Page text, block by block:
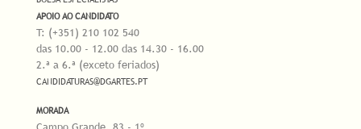
APOIO AO CANDIDATO
T: (+351) 210 102 540
das 10.00 - 12.00 das 14.30 - 16.00
2.ª a 6.ª (exceto feriados)
CANDIDATURAS@DGARTES.PT
MORADA